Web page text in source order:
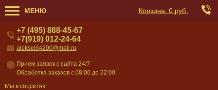
МЕНЮ Корзина: 0 руб.
+7 (495) 888-45-67
+7(919) 012-24-64
aleksei64200@mail.ru
Прием заявок с сайта 24/7
Обработка заказов с 08:00 до 22:00
Мы в соцсетях: